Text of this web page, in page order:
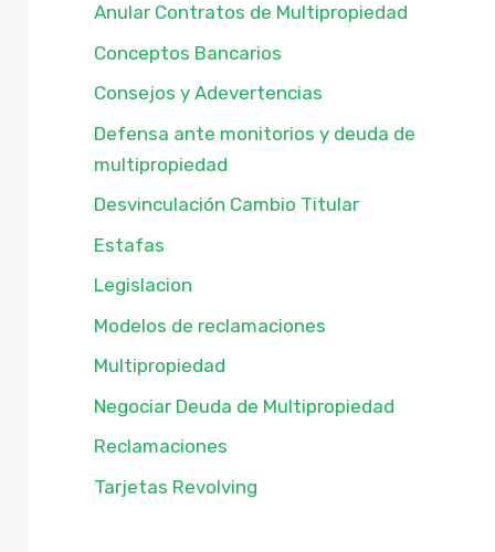
Anular Contratos de Multipropiedad
Conceptos Bancarios
Consejos y Adevertencias
Defensa ante monitorios y deuda de
multipropiedad
Desvinculación Cambio Titular
Estafas
Legislacion
Modelos de reclamaciones
Multipropiedad
Negociar Deuda de Multipropiedad
Reclamaciones
Tarjetas Revolving